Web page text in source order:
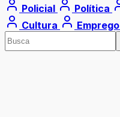
Policial
Política
Cultura
Emprego